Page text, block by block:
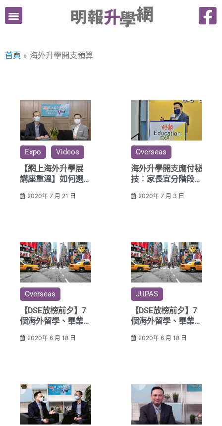
跳
內首頁 海外升學開支預算
Expo Videos
【網上海外升學展
講座重溫】如何選擇
2020年 7 月 21 日
Overseas
海外升學開支應付秘
技︰家長宜分階段買
2020年 7 月 3 日
Overseas
【DSE放榜前夕】7
個海外留學、畢業後
考 2020年 6 月 18 日
JUPAS
【DSE放榜前夕】7
個海外留學、畢業後
考 2020年 6 月 18 日